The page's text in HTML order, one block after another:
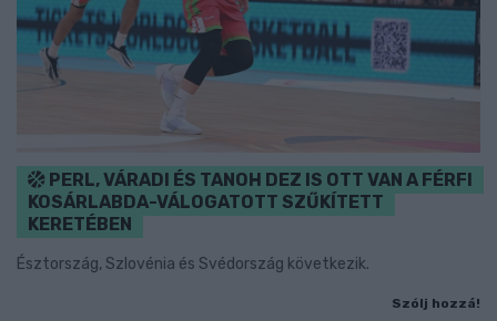
PERL, VÁRADI ÉS TANOH DEZ IS OTT VAN A FÉRFI
KOSÁRLABDA-VÁLOGATOTT SZŰKÍTETT
KERETÉBEN
Észtország, Szlovénia és Svédország következik.
Szólj hozzá!